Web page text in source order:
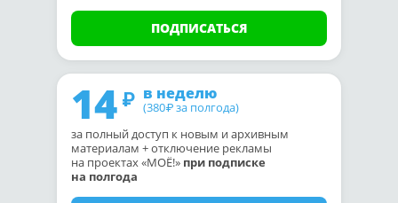
ПОДПИСАТЬСЯ
14 в неделю
(380₽ за полгода)
за полный доступ к новым и архивным
материалам + отключение рекламы
на проектах «МОЁ!» при подписке
на полгода